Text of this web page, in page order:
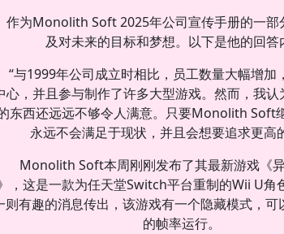
作为Monolith Soft 2025年公司宣传手册的一部
及对未来的目标和梦想。以下是他的回答
“与1999年公司成立时相比，员工数量大幅增加
心，并且参与制作了许多大型游戏。然而，我
东西还远远不够令人满意。只要Monolith Soft
永远不会满足于现状，并且会想要追求更高
Monolith Soft本周刚刚发布了其最新游戏《
，这是一款为任天堂Switch平台重制的Wii U角
则有趣的消息传出，该游戏有一个隐藏模式，可
的帧率运行。